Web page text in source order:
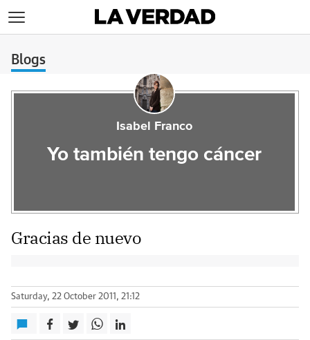
Blogs
Isabel Franco
Yo también tengo cáncer
Gracias de nuevo
Saturday, 22 October 2011, 21:12